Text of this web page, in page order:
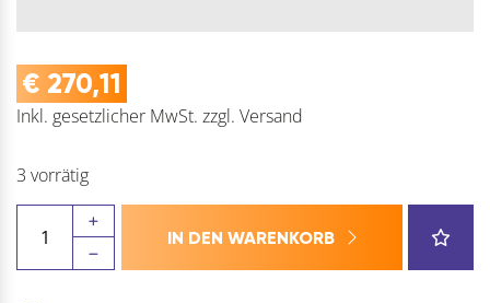
€ 270,11
Inkl. gesetzlicher MwSt. zzgl. Versand
3 vorrätig
AVENTOS
HKi
IN DEN WARENKORB